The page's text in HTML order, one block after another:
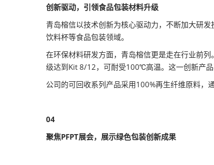
创新驱动，引领食品包装材料升级
青岛榕信以技术创新为核心驱动力，不断加大研
饮料杯等食品包装领域。
在环保材料研发方面，青岛榕信更是走在行业前列
级达到Kit 8/12，可耐受100℃高温。这一创新产
公司的可回收系列产品采用100%再生纤维原料，
04
聚焦PFPT展会，展示绿色包装创新成果